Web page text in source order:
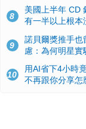
8
美國上半年 CD
有一半以上根本
9
諾貝爾獎推手也
慮：為何明星實
10
用AI省下4小時
不再跟你分享怎